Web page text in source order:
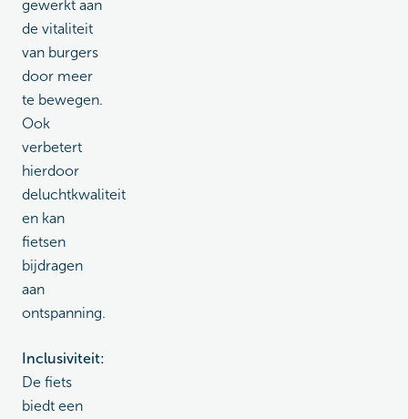
gewerkt aan
de vitaliteit
van burgers
door meer
te bewegen.
Ook
verbetert
hierdoor
deluchtkwaliteit
en kan
fietsen
bijdragen
aan
ontspanning.
Inclusiviteit:
De fiets
biedt een